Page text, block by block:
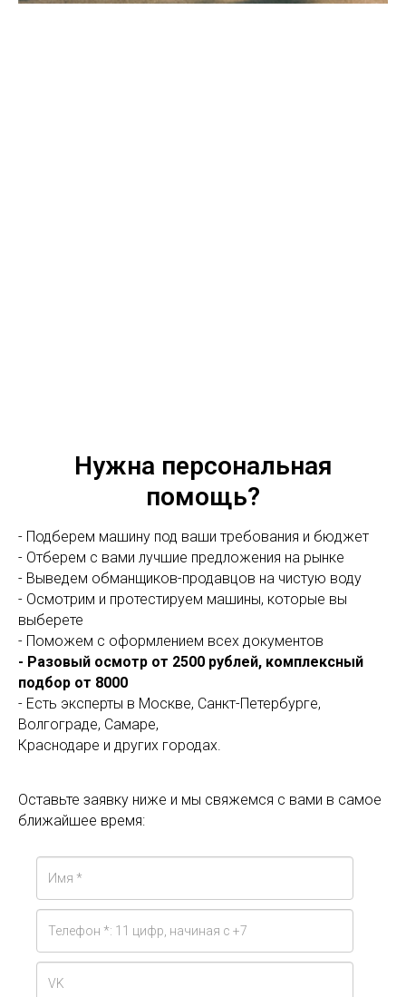
Нужна персональная
помощь?
- Подберем машину под ваши требования и бюджет
- Отберем с вами лучшие предложения на рынке
- Выведем обманщиков-продавцов на чистую воду
- Осмотрим и протестируем машины, которые вы
выберете
- Поможем с оформлением всех документов
- Разовый осмотр от 2500 рублей, комплексный
подбор от 8000
- Есть эксперты в Москве, Санкт-Петербурге,
Волгограде, Самаре,
Краснодаре и других городах.
Оставьте заявку ниже и мы свяжемся с вами в самое
ближайшее время: